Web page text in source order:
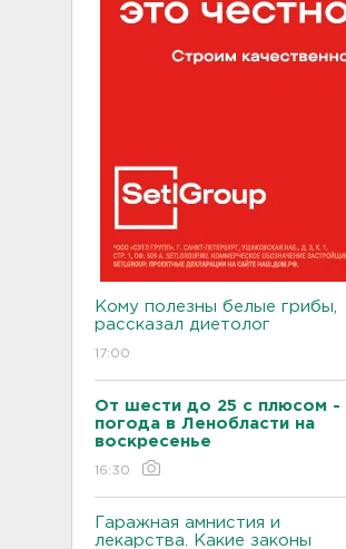
Кому полезны белые грибы,
рассказал диетолог
17:00
От шести до 25 с плюсом -
погода в Ленобласти на
воскресенье
16:30
Гаражная амнистия и
лекарства. Какие законы